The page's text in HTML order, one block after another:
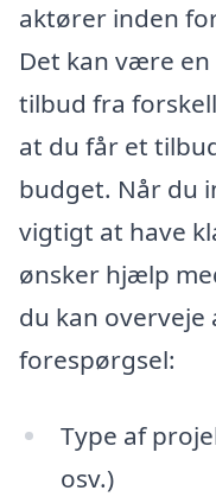
aktører inden
Det kan være
tilbud fra
at du får et
budget. Når du
vigtigt at have
ønsker hjælp
du kan overveje
forespørgsel:
Type af
osv.)